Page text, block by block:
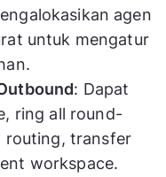
agen
untuk mengatur
: Dapat
ring all round-
routing, transfer
workspace.